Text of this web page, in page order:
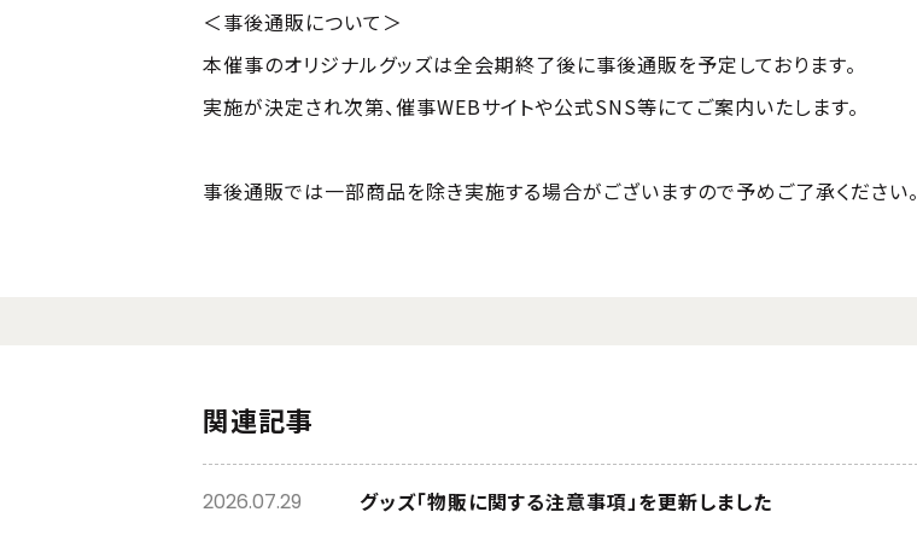
＜事後通販について＞
本催事のオリジナルグッズは全会期終了後に事後通販を予定しております。
実施が決定され次第、催事WEBサイトや公式SNS等にてご案内いたします。
事後通販では一部商品を除き実施する場合がございますので予めご了承ください。
関連記事
グッズ「物販に関する注意事項」を更新しました
2026.07.29